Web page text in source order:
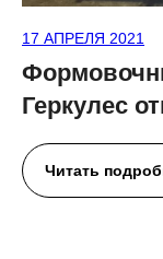
17 АПРЕЛЯ 2021
Геркулес
Читать